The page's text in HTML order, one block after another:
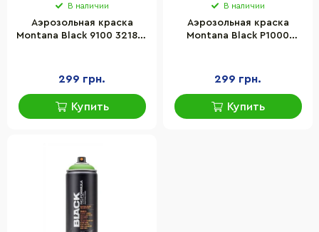
В наличии
Аэрозольная краска
Montana Black 9100 321818
299 грн.
Купить
В наличии
Аэрозольная краска
Montana Black P1000
299 грн.
Купить